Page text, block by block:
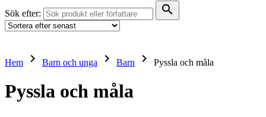
Sök efter: search
Hem keyboard_arrow_right Barn och unga keyboard_arrow_right Barn keyboard_arrow_right Pyssla och måla
Pyssla och måla